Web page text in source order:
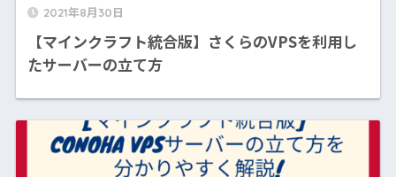
2021年8月30日
【マインクラフト統合版】さくらのVPSを利用し
たサーバーの立て方